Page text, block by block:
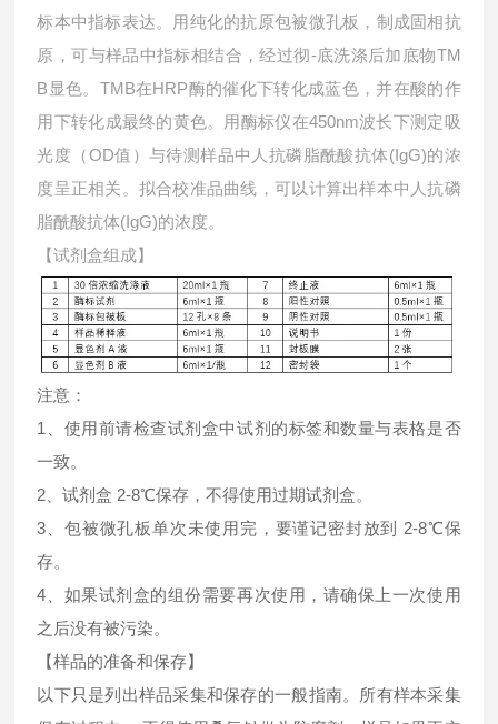
标本中指标表达。用纯化的抗原包被微孔板，制成固相抗
原，可与样品中指标相结合，经过彻-底洗涤后加底物TM
B显色。TMB在HRP酶的催化下转化成蓝色，并在酸的作
用下转化成最终的黄色。用酶标仪在450nm波长下测定吸
光度（OD值）与待测样品中 人抗磷脂酰酸抗体(IgG)的浓
度呈正相关。拟合校准品曲线，可以计算出样本中 人抗磷
脂酰酸抗体(IgG)的浓度。
【试剂盒组成】
注意：
1、使用前请检查试剂盒中试剂的标签和数量与表格是否
一致。
2、试剂盒 2-8℃保存，不得使用过期试剂盒。
3、包被微孔板单次未使用完，要谨记密封放到 2-8℃保
存。
4、如果试剂盒的组份需要再次使用，请确保上一次使用
之后没有被污染。
【样品的准备和保存】
以下只是列出样品采集和保存的一般指南。所有样本采集